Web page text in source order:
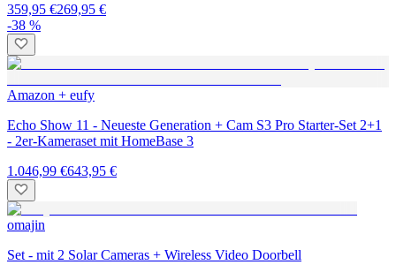
359,95 €269,95 €
-38 %
Amazon + eufy
Echo Show 11 - Neueste Generation + Cam S3 Pro Starter-Set 2+1
- 2er-Kameraset mit HomeBase 3
1.046,99 €643,95 €
omajin
Set - mit 2 Solar Cameras + Wireless Video Doorbell